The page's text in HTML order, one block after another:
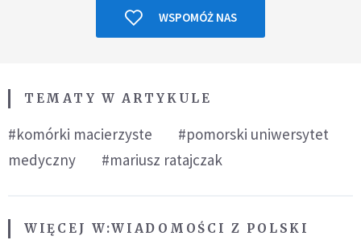
WSPOMÓŻ NAS
TEMATY W ARTYKULE
#komórki macierzyste
#pomorski uniwersytet
medyczny
#mariusz ratajczak
WIĘCEJ W:WIADOMOŚCI Z POLSKI